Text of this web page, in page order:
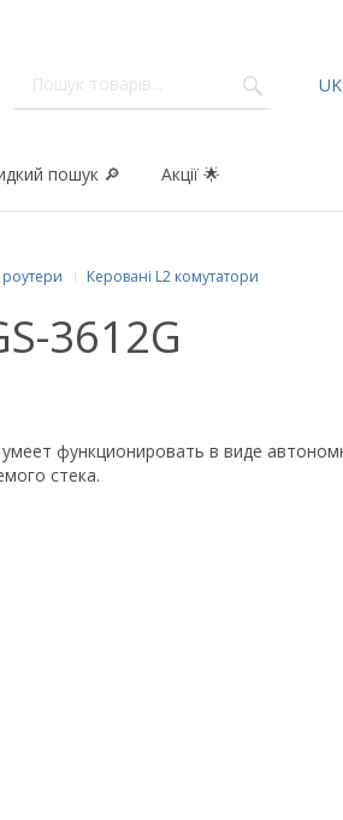
UK
пошук 🔎 Акції 🌟
Керовані L2 комутатори
3612G
функционировать в виде
стека.